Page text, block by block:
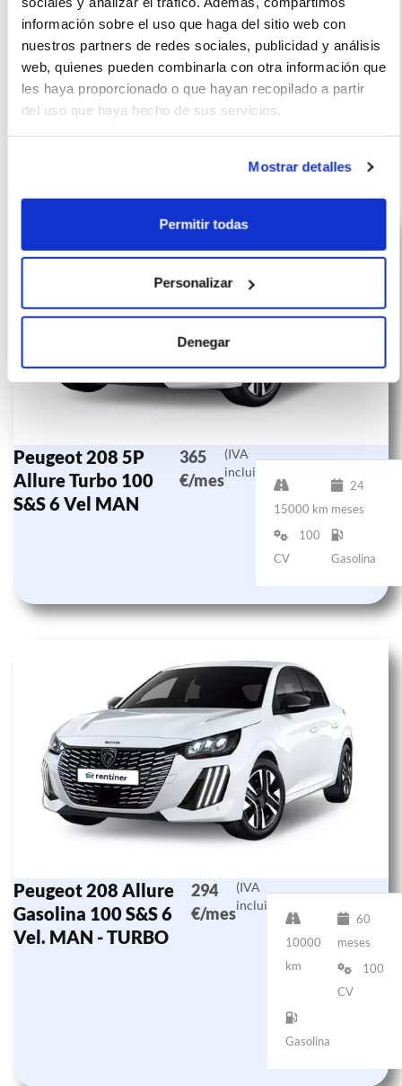
información sobre el uso que haga del sitio web con
nuestros partners de redes sociales, publicidad y análisis
web, quienes pueden combinarla con otra información que
les haya proporcionado o que hayan recopilado a partir
del uso que haya hecho de sus servicios.
Mostrar detalles
Permitir todas
Personalizar
Denegar
Número de oferta:MCR-ARV-19141 3s-4s Última
actualización: 2026-05-09
Otras ofertas de Peugeot 208
Peugeot 208 5P
Allure Turbo 100
S&S 6 Vel MAN
365
€/mes
(IVA
incluido)
15000 km
24
meses
100
CV
Gasolina
Peugeot 208 Allure
Gasolina 100 S&S 6
Vel. MAN - TURBO
294
€/mes
(IVA
incluido)
10000
km
60
meses
100
CV
Gasolina